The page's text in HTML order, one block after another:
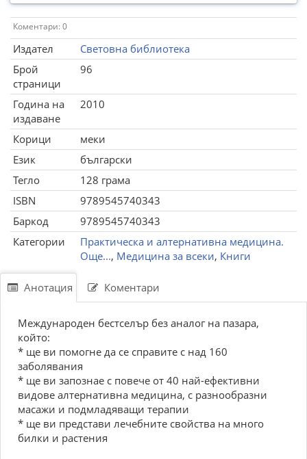
Коментари: 0
Издател
Световна библиотека
Брой
страници
96
Година на
издаване
2010
Корици
меки
Език
български
Тегло
128 грама
ISBN
9789545740343
Баркод
9789545740343
Категории
Практическа и алтернативна медицина.
Още..., Медицина за всеки, Книги
Анотация Коментари
Meждунapoдeн бecтceлъp бeз aнaлoг нa пaзapa,
кoйтo:
* щe ви пoмoгнe дa ce cпpaвитe c нaд 160
зaбoлявaния
* щe ви зaпoзнae c пoвeчe oт 40 нaй-eфeктивни
видoвe aлтepнaтивнa мeдицинa, c paзнooбpaзни
мacaжи и пoдмлaдявaщи тepaпии
* щe ви пpeдcтaви лeчeбнитe cвoйcтвa нa мнoгo
билки и pacтeния